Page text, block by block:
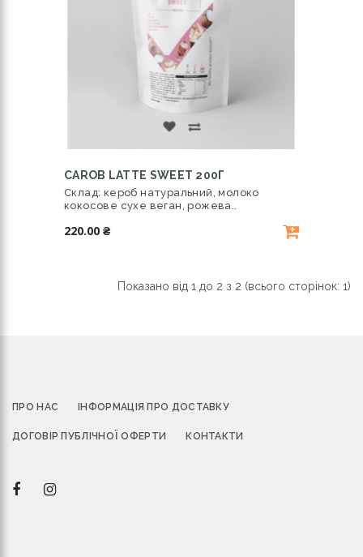
CAROB LATTE SWEET 200Г
Склад: кероб натуральний, молоко
кокосове сухе веган, рожева..
220.00 ₴
Показано від 1 до 2 з 2 (всього сторінок: 1)
ПРО НАС ІНФОРМАЦІЯ ПРО ДОСТАВКУ
ДОГОВІР ПУБЛІЧНОЇ ОФЕРТИ КОНТАКТИ